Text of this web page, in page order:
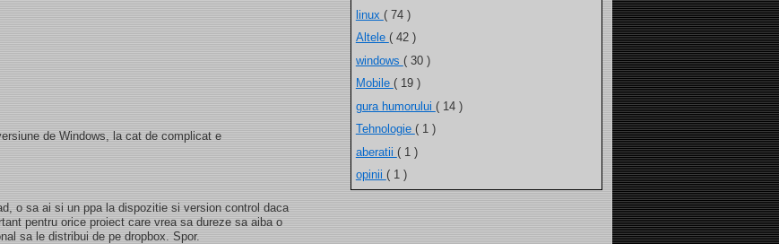
de Windows, la cat de complicat e
o sa ai si un ppa la dispozitie si version control daca
pentru orice proiect care vrea sa dureze sa aiba o
sa le distribui de pe dropbox. Spor.
linux ( 74 )
Altele ( 42 )
windows ( 30 )
Mobile ( 19 )
gura humorului ( 14 )
Tehnologie ( 1 )
aberatii ( 1 )
opinii ( 1 )